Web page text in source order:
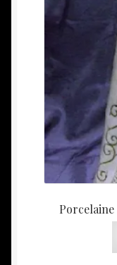
Porcelaine